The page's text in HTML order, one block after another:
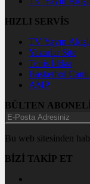
HIZLI SERVİS
TV Yayın
Yazarlar Site
Tenis İddaa
Basketbol Canlı
AMP
BÜLTEN
Bu web sitesinden
BİZİ TAKİP ET